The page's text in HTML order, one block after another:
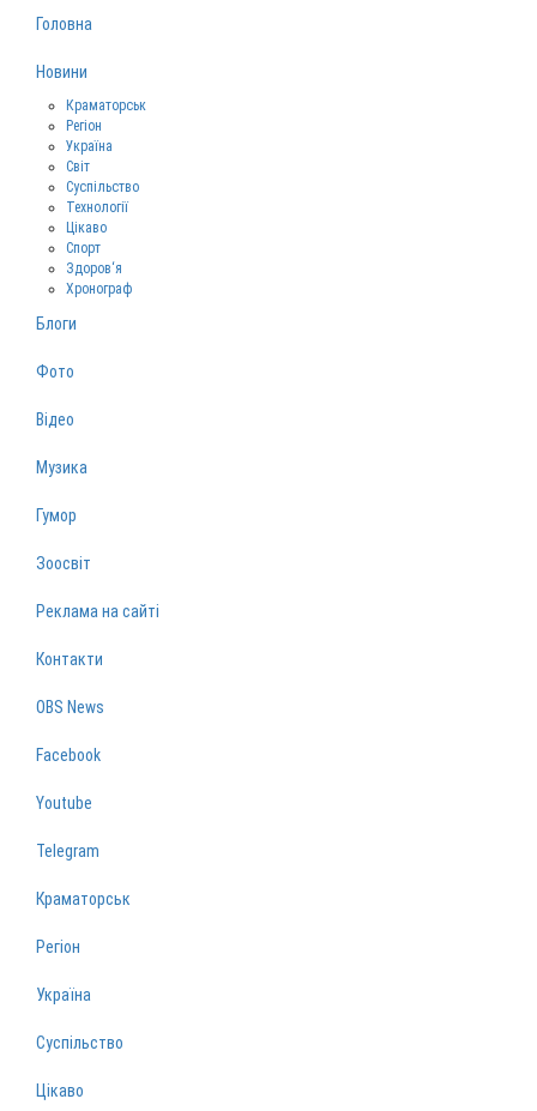
Головна
Новини
Краматорськ
Регіон
Україна
Світ
Суспільство
Технології
Цікаво
Спорт
Здоров‘я
Хронограф
Блоги
Фото
Відео
Музика
Гумор
Зоосвіт
Реклама на сайті
Контакти
OBS News
Facebook
Youtube
Telegram
Краматорськ
Регіон
Україна
Суспільство
Цікаво